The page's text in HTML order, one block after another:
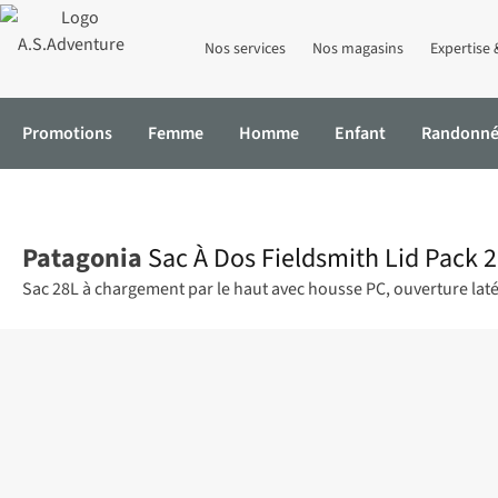
Nos services Nos magasins Expertise
Promotions Femme Homme Enfant
Patagonia Sac À Dos Fieldsmith Lid Pack
Sac 28L à chargement par le haut avec housse PC, ouverture